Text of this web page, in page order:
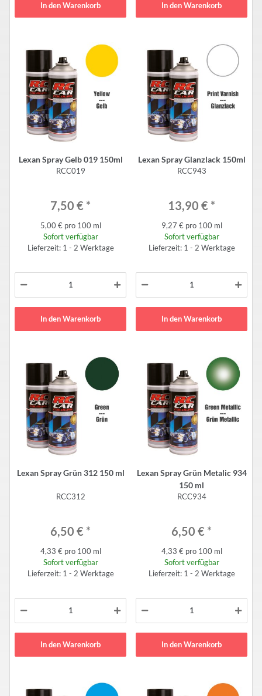
In den Warenkorb In den Warenkorb
Lexan Spray Gelb 019 150ml
RCC019
7,50 € *
5,00 € pro 100 ml
Sofort verfügbar
Lieferzeit: 1 - 2 Werktage
In den Warenkorb
Lexan Spray Glanzlack 150ml
RCC943
13,90 € *
9,27 € pro 100 ml
Sofort verfügbar
Lieferzeit: 1 - 2 Werktage
In den Warenkorb
Lexan Spray Grün 312 150 ml
RCC312
6,50 € *
4,33 € pro 100 ml
Sofort verfügbar
Lieferzeit: 1 - 2 Werktage
In den Warenkorb
Lexan Spray Grün Metalic 934
150 ml
RCC934
6,50 € *
4,33 € pro 100 ml
Sofort verfügbar
Lieferzeit: 1 - 2 Werktage
In den Warenkorb